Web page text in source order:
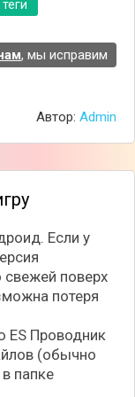
лесных
деревьев
мультяшной,
и
привело
волновой
— его можно
к чему
, мы исправим
Автор: Admin
Если у
поверх
потеря
ES Проводник
(обычно
папке